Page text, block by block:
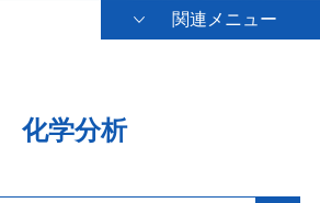
関連メニュー
化学分析